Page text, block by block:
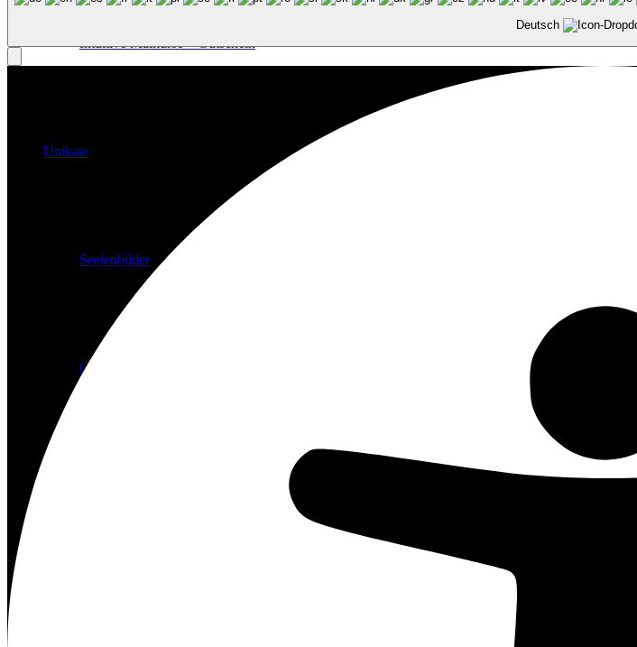
Intuitive Malkurse – Gutschein
Unikate
Seelenbilder
Geschwisterbilder
Deutsch